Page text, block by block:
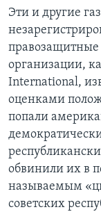
Эти и другие
правозащитные
организации,
International,
оценками
попали
обвинили их в
называемым
советских